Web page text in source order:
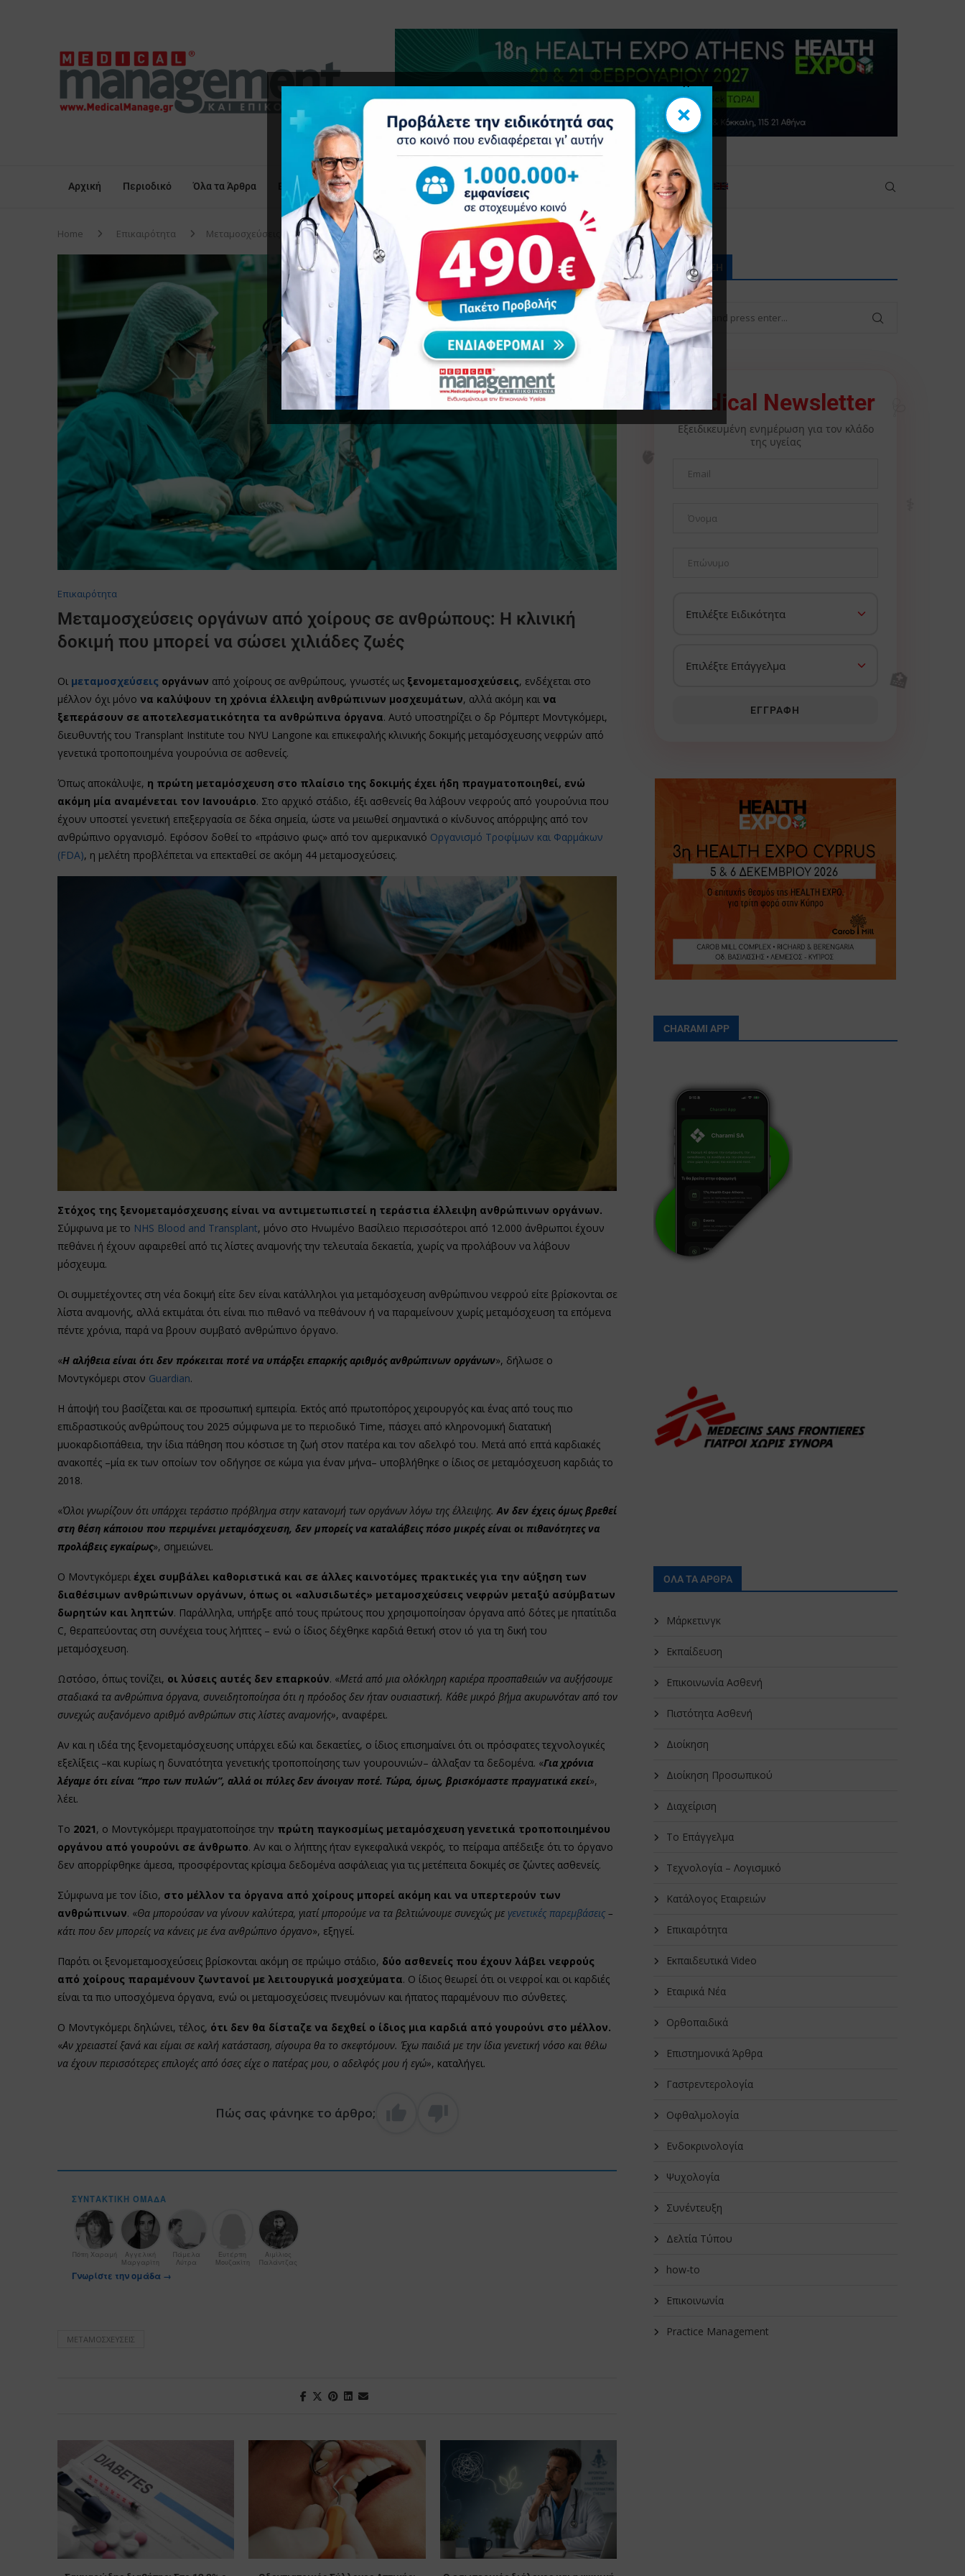
Αρχική Περιοδικό Όλα τα Άρθρα Επικαιρότητα Δελτία Τύπου Προβολή Ιατρού Επικοινωνία
Home Επικαιρότητα Μεταμοσχεύσεις οργάνων από χοίρους σε ανθρώπους: Η κλινική δοκιμή που μπορεί να σώσει χιλιάδες ζωές
Επικαιρότητα
Μεταμοσχεύσεις οργάνων από χοίρους σε ανθρώπους: Η κλινική
δοκιμή που μπορεί να σώσει χιλιάδες ζωές
Οι μεταμοσχεύσεις οργάνων από χοίρους σε ανθρώπους, γνωστές ως ξενομεταμοσχεύσεις, ενδέχεται στο
μέλλον όχι μόνο να καλύψουν τη χρόνια έλλειψη ανθρώπινων μοσχευμάτων, αλλά ακόμη και να
ξεπεράσουν σε αποτελεσματικότητα τα ανθρώπινα όργανα. Αυτό υποστηρίζει ο δρ Ρόμπερτ Μοντγκόμερι,
διευθυντής του Transplant Institute του NYU Langone και επικεφαλής κλινικής δοκιμής μεταμόσχευσης νεφρών από
γενετικά τροποποιημένα γουρούνια σε ασθενείς.
Όπως αποκάλυψε, η πρώτη μεταμόσχευση στο πλαίσιο της δοκιμής έχει ήδη πραγματοποιηθεί, ενώ
ακόμη μία αναμένεται τον Ιανουάριο. Στο αρχικό στάδιο, έξι ασθενείς θα λάβουν νεφρούς από γουρούνια που
έχουν υποστεί γενετική επεξεργασία σε δέκα σημεία, ώστε να μειωθεί σημαντικά ο κίνδυνος απόρριψης από τον
ανθρώπινο οργανισμό. Εφόσον δοθεί το «πράσινο φως» από τον αμερικανικό Οργανισμό Τροφίμων και Φαρμάκων
(FDA), η μελέτη προβλέπεται να επεκταθεί σε ακόμη 44 μεταμοσχεύσεις.
Στόχος της ξενομεταμόσχευσης είναι να αντιμετωπιστεί η τεράστια έλλειψη ανθρώπινων οργάνων.
Σύμφωνα με το NHS Blood and Transplant, μόνο στο Ηνωμένο Βασίλειο περισσότεροι από 12.000 άνθρωποι έχουν
πεθάνει ή έχουν αφαιρεθεί από τις λίστες αναμονής την τελευταία δεκαετία, χωρίς να προλάβουν να λάβουν
μόσχευμα.
Οι συμμετέχοντες στη νέα δοκιμή είτε δεν είναι κατάλληλοι για μεταμόσχευση ανθρώπινου νεφρού είτε βρίσκονται σε
λίστα αναμονής, αλλά εκτιμάται ότι είναι πιο πιθανό να πεθάνουν ή να παραμείνουν χωρίς μεταμόσχευση τα επόμενα
πέντε χρόνια, παρά να βρουν συμβατό ανθρώπινο όργανο.
«Η αλήθεια είναι ότι δεν πρόκειται ποτέ να υπάρξει επαρκής αριθμός ανθρώπινων οργάνων», δήλωσε ο
Μοντγκόμερι στον Guardian.
Η άποψή του βασίζεται και σε προσωπική εμπειρία. Εκτός από πρωτοπόρος χειρουργός και ένας από τους πιο
επιδραστικούς ανθρώπους του 2025 σύμφωνα με το περιοδικό Time, πάσχει από κληρονομική διατατική
μυοκαρδιοπάθεια, την ίδια πάθηση που κόστισε τη ζωή στον πατέρα και τον αδελφό του. Μετά από επτά καρδιακές
ανακοπές –μία εκ των οποίων τον οδήγησε σε κώμα για έναν μήνα– υποβλήθηκε ο ίδιος σε μεταμόσχευση καρδιάς το
2018.
«Όλοι γνωρίζουν ότι υπάρχει τεράστιο πρόβλημα στην κατανομή των οργάνων λόγω της έλλειψης.Αν δεν έχεις όμως βρεθεί
στη θέση κάποιου που περιμένει μεταμόσχευση, δεν μπορείς να καταλάβεις πόσο μικρές είναι οι πιθανότητες να
προλάβεις εγκαίρως», σημειώνει.
Ο Μοντγκόμερι έχει συμβάλει καθοριστικά και σε άλλες καινοτόμες πρακτικές για την αύξηση των
διαθέσιμων ανθρώπινων οργάνων, όπως οι «αλυσιδωτές» μεταμοσχεύσεις νεφρών μεταξύ ασύμβατων
δωρητών και ληπτών. Παράλληλα, υπήρξε από τους πρώτους που χρησιμοποίησαν όργανα από δότες με ηπατίτιδα
C, θεραπεύοντας στη συνέχεια τους λήπτες – ενώ ο ίδιος δέχθηκε καρδιά θετική στον ιό για τη δική του
μεταμόσχευση.
Ωστόσο, όπως τονίζει, οι λύσεις αυτές δεν επαρκούν. «Μετά από μια ολόκληρη καριέρα προσπαθειών να αυξήσουμε
σταδιακά τα ανθρώπινα όργανα, συνειδητοποίησα ότι η πρόοδος δεν ήταν ουσιαστική. Κάθε μικρό βήμα ακυρωνόταν από τον
συνεχώς αυξανόμενο αριθμό ανθρώπων στις λίστες αναμονής», αναφέρει.
Αν και η ιδέα της ξενομεταμόσχευσης υπάρχει εδώ και δεκαετίες, ο ίδιος επισημαίνει ότι οι πρόσφατες τεχνολογικές
εξελίξεις –και κυρίως η δυνατότητα γενετικής τροποποίησης των γουρουνιών– άλλαξαν τα δεδομένα. «Για χρόνια
λέγαμε ότι είναι “προ των πυλών”, αλλά οι πύλες δεν άνοιγαν ποτέ. Τώρα, όμως, βρισκόμαστε πραγματικά εκεί»,
λέει.
Το 2021, ο Μοντγκόμερι πραγματοποίησε την πρώτη παγκοσμίως μεταμόσχευση γενετικά τροποποιημένου
οργάνου από γουρούνι σε άνθρωπο. Αν και ο λήπτης ήταν εγκεφαλικά νεκρός, το πείραμα απέδειξε ότι το όργανο
δεν απορρίφθηκε άμεσα, προσφέροντας κρίσιμα δεδομένα ασφάλειας για τις μετέπειτα δοκιμές σε ζώντες ασθενείς.
Σύμφωνα με τον ίδιο, στο μέλλον τα όργανα από χοίρους μπορεί ακόμη και να υπερτερούν των
ανθρώπινων. «Θα μπορούσαν να γίνουν καλύτερα, γιατί μπορούμε να τα βελτιώνουμε συνεχώς με γενετικές παρεμβάσεις–
κάτι που δεν μπορείς να κάνεις με ένα ανθρώπινο όργανο», εξηγεί.
Παρότι οι ξενομεταμοσχεύσεις βρίσκονται ακόμη σε πρώιμο στάδιο, δύο ασθενείς που έχουν λάβει νεφρούς
από χοίρους παραμένουν ζωντανοί με λειτουργικά μοσχεύματα. Ο ίδιος θεωρεί ότι οι νεφροί και οι καρδιές
είναι τα πιο υποσχόμενα όργανα, ενώ οι μεταμοσχεύσεις πνευμόνων και ήπατος παραμένουν πιο σύνθετες.
Ο Μοντγκόμερι δηλώνει, τέλος, ότι δεν θα δίσταζε να δεχθεί ο ίδιος μια καρδιά από γουρούνι στο μέλλον.
«Αν χρειαστεί ξανά και είμαι σε καλή κατάσταση, σίγουρα θα το σκεφτόμουν. Έχω παιδιά με την ίδια γενετική νόσο και θέλω
να έχουν περισσότερες επιλογές από όσες είχε ο πατέρας μου, ο αδελφός μου ή εγώ», καταλήγει.
Πώς σας φάνηκε το άρθρο;
ΣΥΝΤΑΚΤΙΚΉ ΟΜΆΔΑ
Πόπη Χαραμή
Αγγελική
Μαργαρίτη
Πάμελα
Λύτρα
Ευτέρπη
Μουζακίτη
Αιμίλιος
Παλάντζας
Γνωρίστε την ομάδα →
ΜΕΤΑΜΟΣΧΕΎΣΕΙΣ
ΑΝΑΖΉΤΗΣΗ
Medical Newsletter
Εξειδικευμένη ενημέρωση για τον κλάδο
της υγείας
ΕΓΓΡΑΦΉ
CHARAMI APP
ΟΛΑ ΤΑ ΑΡΘΡΑ
Μάρκετινγκ
Εκπαίδευση
Επικοινωνία Ασθενή
Πιστότητα Ασθενή
Διοίκηση
Διοίκηση Προσωπικού
Διαχείριση
Το Επάγγελμα
Τεχνολογία – Λογισμικό
Κατάλογος Εταιρειών
Επικαιρότητα
Εκπαιδευτικά Video
Εταιρικά Νέα
Oρθοπαιδικά
Επιστημονικά Άρθρα
Γαστρεντερολογία
Οφθαλμολογία
Ενδοκρινολογία
Ψυχολογία
Συνέντευξη
Δελτία Τύπου
how-to
Επικοινωνία
Practice Management
×
×